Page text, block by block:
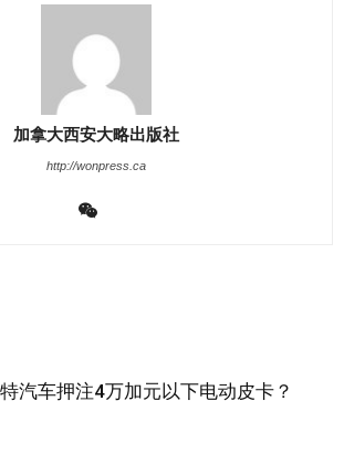
加拿大西安大略出版社
http://wonpress.ca
汽车押注4万加元以下电动皮卡？